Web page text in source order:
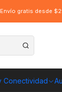
Conectividad
gratis desde
Aorus
SSD,
A TODO